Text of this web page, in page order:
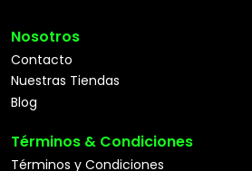
Nosotros
Contacto
Nuestras Tiendas
Blog
Términos & Condiciones
Términos y Condiciones